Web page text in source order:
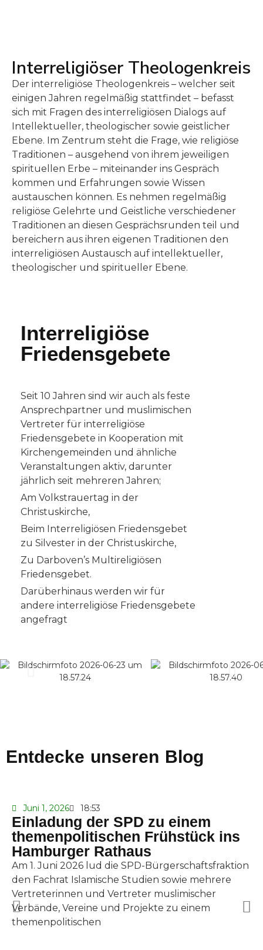
Interreligiöser Theologenkreis
Der interreligiöse Theologenkreis – welcher seit
einigen Jahren regelmäßig stattfindet – befasst
sich mit Fragen des interreligiösen Dialogs auf
Intellektueller, theologischer sowie geistlicher
Ebene. Im Zentrum steht die Frage, wie religiöse
Traditionen – ausgehend von ihrem jeweiligen
spirituellen Erbe – miteinander ins Gespräch
kommen und Erfahrungen sowie Wissen
austauschen können. Es nehmen regelmäßig
religiöse Gelehrte und Geistliche verschiedener
Traditionen an diesen Gesprächsrunden teil und
bereichern aus ihren eigenen Traditionen den
interreligiösen Austausch auf intellektueller,
theologischer und spiritueller Ebene.
Interreligiöse
Friedensgebete
Seit 10 Jahren sind wir auch als feste
Ansprechpartner und muslimischen
Vertreter für interreligiöse
Friedensgebete in Kooperation mit
Kirchengemeinden und ähnliche
Veranstaltungen aktiv, darunter
jährlich seit mehreren Jahren;
Am Volkstrauertag in der
Christuskirche,
Beim Interreligiösen Friedensgebet
zu Silvester in der Christuskirche,
Zu Darboven’s Multireligiösen
Friedensgebet.
Darüberhinaus werden wir für
andere interreligiöse Friedensgebete
angefragt
Entdecke unseren Blog
Juni 1, 2026 18:53
Einladung der SPD zu einem
themenpolitischen Frühstück ins
Hamburger Rathaus
Am 1. Juni 2026 lud die SPD-Bürgerschaftsfraktion
den Fachrat Islamische Studien sowie mehrere
Vertreterinnen und Vertreter muslimischer
Verbände, Vereine und Projekte zu einem
themenpolitischen